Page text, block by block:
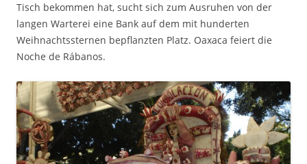
Tisch bekommen hat, sucht sich zum Ausruhen von der
langen Warterei eine Bank auf dem mit hunderten
Weihnachtssternen bepflanzten Platz. Oaxaca feiert die
Noche de Rábanos.